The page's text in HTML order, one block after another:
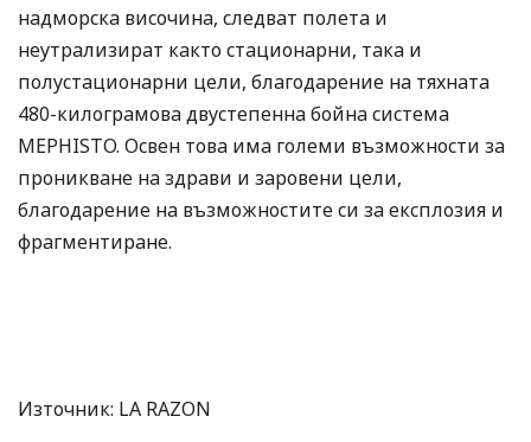
надморска височина, следват полета и
неутрализират както стационарни, така и
полустационарни цели, благодарение на тяхната
480-килограмова двустепенна бойна система
MEPHISTO. Освен това има големи възможности за
проникване на здрави и заровени цели,
благодарение на възможностите си за експлозия и
фрагментиране.
Източник: LA RAZON